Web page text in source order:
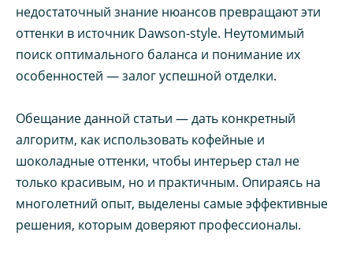
недостаточный знание нюансов превращают эти
оттенки в источник Dawson-style. Неутомимый
поиск оптимального баланса и понимание их
особенностей — залог успешной отделки.
Обещание данной статьи — дать конкретный
алгоритм, как использовать кофейные и
шоколадные оттенки, чтобы интерьер стал не
только красивым, но и практичным. Опираясь на
многолетний опыт, выделены самые эффективные
решения, которым доверяют профессионалы.